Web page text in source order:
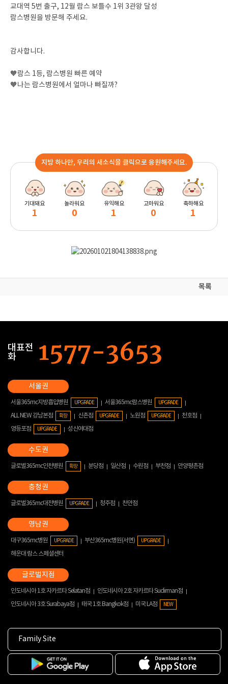
교대역 5번 출구, 12월 람스 보틀수 1위 3관왕 달성
람스병원을 방문해 주세요.
감사합니다.
🧡람스 1등, 람스병원 빠른 예약
🧡나는 람스병원에서 얼마나 빠질까?
지방 하나만, 우리의 새소식을 클릭으로 응원해주세요.
기대돼요
1
놀라워요
0
유익해요
1
고마워요
0
축하해요
1
목록
대표전
화
서울365mc지방흡입병원 UPGRADE 서울365mc람스병원 UPGRADE
ALL NEW 강남본점 확장 신촌점 UPGRADE 노원점 UPGRADE
천호점
영등포점
UPGRADE 성신여대점
글로벌365mc인천병원 확장 분당점 일산점 수원점 부천점 안양평촌점
글로벌365mc대전병원 UPGRADE 청주점 천안점
대구365mc병원 UPGRADE 부산365mc병원(서면) UPGRADE
해운대 람스 스페셜센터
인도네시아 1호 자카르타 Selatan점
인도네시아 2호 자카르타 Sudirman점
인도네시아 3호 Surabaya점
태국 1호 Bangkok점 미국 LA점 NEW
Family Site